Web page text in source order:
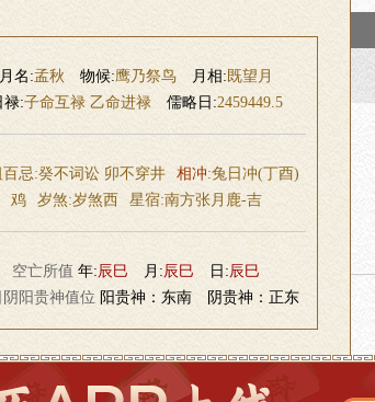
月名:孟秋 物候:鹰乃祭鸟 月相: 既望月
禄:子命互禄 乙命进禄 儒略日:2459449.5
百忌:癸不词讼 卯不穿井 相冲:兔日冲(丁酉)
鸡
岁煞:岁煞西 星宿:南方张月鹿-吉
空亡所值 年:辰巳 月:辰巳 日:辰巳
阴阳贵神值位 阳贵神：东南 阴贵神：正东